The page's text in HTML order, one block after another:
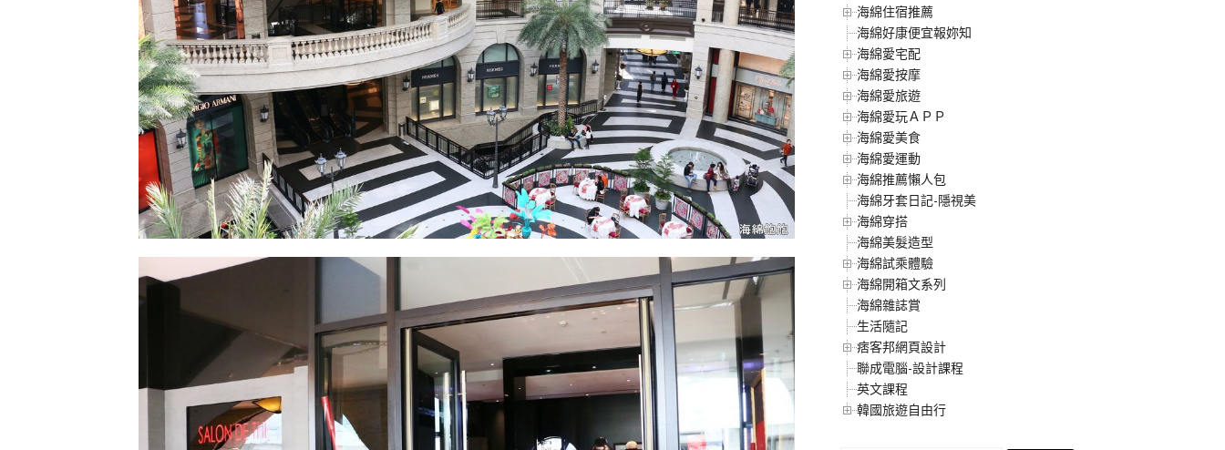
海綿住宿推薦
海綿好康便宜報妳知
海綿愛宅配
海綿愛按摩
海綿愛旅遊
海綿愛玩ＡＰＰ
海綿愛美食
海綿愛運動
海綿推薦懶人包
海綿牙套日記-隱視美
海綿穿搭
海綿美髮造型
海綿試乘體驗
海綿開箱文系列
海綿雜誌賞
生活隨記
痞客邦網頁設計
聯成電腦-設計課程
英文課程
韓國旅遊自由行